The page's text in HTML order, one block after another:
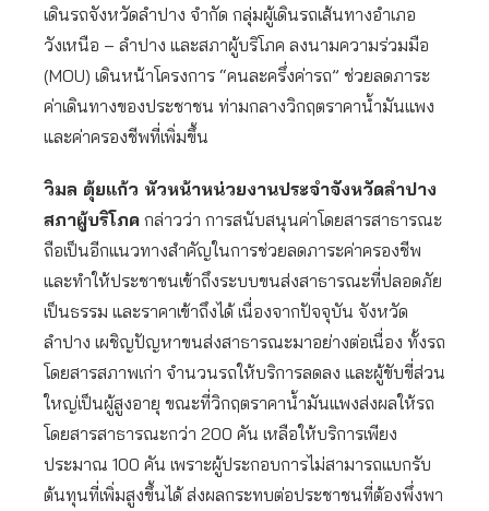
เดินรถจังหวัดลำปาง จำกัด กลุ่มผู้เดินรถเส้นทางอำเภอ
วังเหนือ – ลำปาง และสภาผู้บริโภค ลงนามความร่วมมือ
(MOU) เดินหน้าโครงการ “คนละครึ่งค่ารถ” ช่วยลดภาระ
ค่าเดินทางของประชาชน ท่ามกลางวิกฤตราคาน้ำมันแพง
และค่าครองชีพที่เพิ่มขึ้น
วิมล ตุ้ยแก้ว หัวหน้าหน่วยงานประจำจังหวัดลำปาง
สภาผู้บริโภค กล่าวว่า การสนับสนุนค่าโดยสารสาธารณะ
ถือเป็นอีกแนวทางสำคัญในการช่วยลดภาระค่าครองชีพ
และทำให้ประชาชนเข้าถึงระบบขนส่งสาธารณะที่ปลอดภัย
เป็นธรรม และราคาเข้าถึงได้ เนื่องจากปัจจุบัน จังหวัด
ลำปาง เผชิญปัญหาขนส่งสาธารณะมาอย่างต่อเนื่อง ทั้งรถ
โดยสารสภาพเก่า จำนวนรถให้บริการลดลง และผู้ขับขี่ส่วน
ใหญ่เป็นผู้สูงอายุ ขณะที่วิกฤตราคาน้ำมันแพงส่งผลให้รถ
โดยสารสาธารณะกว่า 200 คัน เหลือให้บริการเพียง
ประมาณ 100 คัน เพราะผู้ประกอบการไม่สามารถแบกรับ
ต้นทุนที่เพิ่มสูงขึ้นได้ ส่งผลกระทบต่อประชาชนที่ต้องพึ่งพา